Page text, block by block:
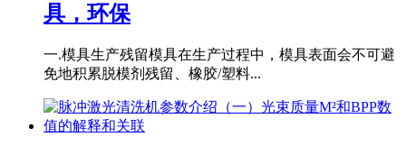
具，环保
一.模具生产残留模具在生产过程中，模具表面会不可避
免地积累脱模剂残留、橡胶/塑料...